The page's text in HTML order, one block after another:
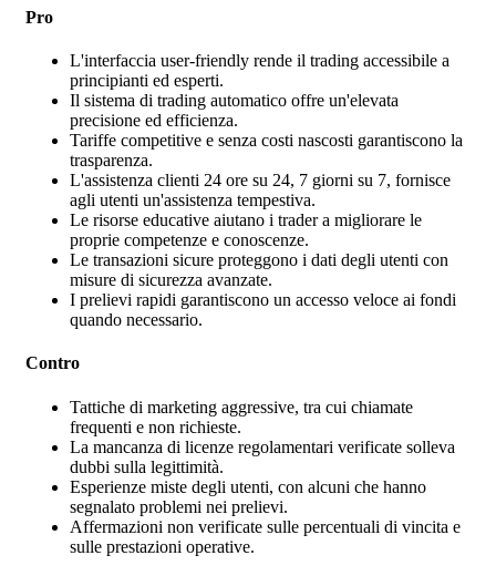
Pro
L'interfaccia user-friendly rende il trading accessibile a
principianti ed esperti.
Il sistema di trading automatico offre un'elevata
precisione ed efficienza.
Tariffe competitive e senza costi nascosti garantiscono la
trasparenza.
L'assistenza clienti 24 ore su 24, 7 giorni su 7, fornisce
agli utenti un'assistenza tempestiva.
Le risorse educative aiutano i trader a migliorare le
proprie competenze e conoscenze.
Le transazioni sicure proteggono i dati degli utenti con
misure di sicurezza avanzate.
I prelievi rapidi garantiscono un accesso veloce ai fondi
quando necessario.
Contro
Tattiche di marketing aggressive, tra cui chiamate
frequenti e non richieste.
La mancanza di licenze regolamentari verificate solleva
dubbi sulla legittimità.
Esperienze miste degli utenti, con alcuni che hanno
segnalato problemi nei prelievi.
Affermazioni non verificate sulle percentuali di vincita e
sulle prestazioni operative.